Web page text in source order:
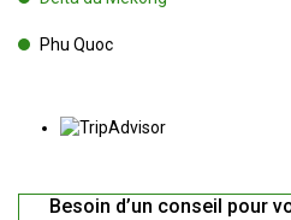
Phu Quoc
Besoin d’un conseil pour